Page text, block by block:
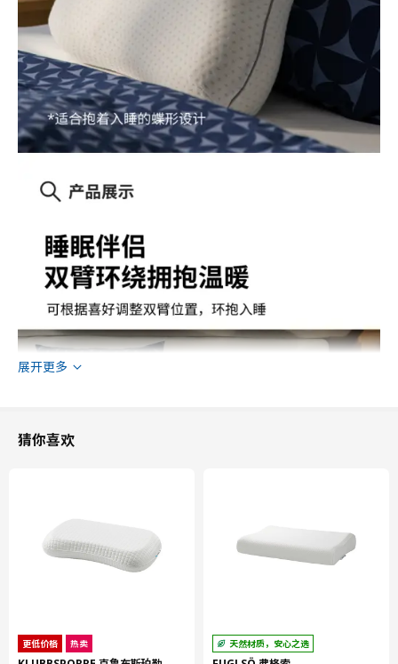
展开更多
猜你喜欢
更低价格 热卖 天然材质，安心之选